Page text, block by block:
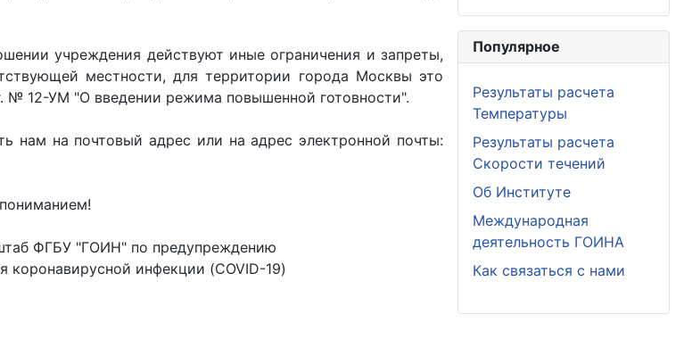
учреждения действуют иные ограничения и запреты,
местности, для территории города Москвы это
№ 12-УМ "О введении режима повышенной готовности".
нам на почтовый адрес или на адрес электронной почты:
ФГБУ "ГОИН" по предупреждению
коронавирусной инфекции (COVID-19)
Популярное
Результаты расчета
Температуры
Результаты расчета
Скорости течений
Об Институте
Международная
деятельность ГОИНА
Как связаться с нами